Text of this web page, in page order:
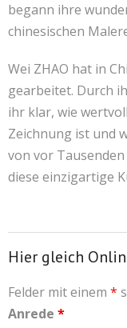
begann ihre
chinesischen
Wei ZHAO hat in
gearbeitet. Durch
ihr klar, wie
Zeichnung ist und
von vor Tausenden
diese einzigartige
Hier gleich
Felder mit einem *
Anrede *